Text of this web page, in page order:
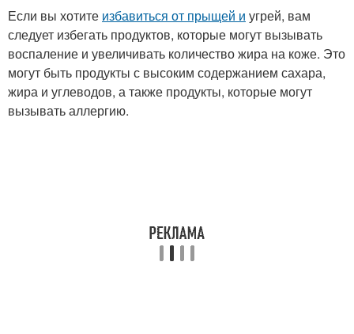
Если вы хотите избавиться от прыщей и угрей, вам
следует избегать продуктов, которые могут вызывать
воспаление и увеличивать количество жира на коже. Это
могут быть продукты с высоким содержанием сахара,
жира и углеводов, а также продукты, которые могут
вызывать аллергию.